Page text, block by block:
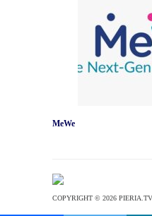
MeWe
COPYRIGHT © 2026